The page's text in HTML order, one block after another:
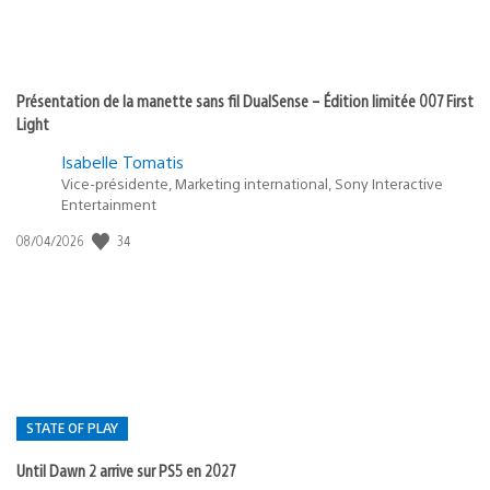
Présentation de la manette sans fil DualSense – Édition limitée 007 First
Light
Isabelle Tomatis
Vice-présidente, Marketing international, Sony Interactive
Entertainment
Date
08/04/2026 34
STATE OF PLAY
Until Dawn 2 arrive sur PS5 en 2027